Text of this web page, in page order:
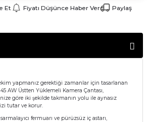
Et Fiyatı Düşünce Haber Ver
Paylaş
yapmanız gerektiği zamanlar için tasarlanan
AW Üstten Yüklemeli Kamera Çantası,
göre iki şekilde takmanın yolu ile aynasız
tutar ve korur.
fermuarı ve pürüzsüz iç astarı,